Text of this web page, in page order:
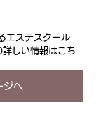
エステスクール
しい情報はこち
ジへ